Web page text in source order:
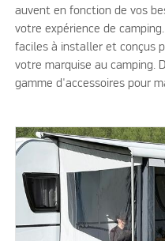
auvent en fonction de vos
votre expérience de
faciles à installer et conçus
votre marquise au camping.
gamme d'accessoires pour